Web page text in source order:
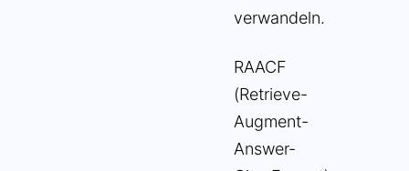
verwandeln.
RAACF
(Retrieve-
Augment-
Answer-